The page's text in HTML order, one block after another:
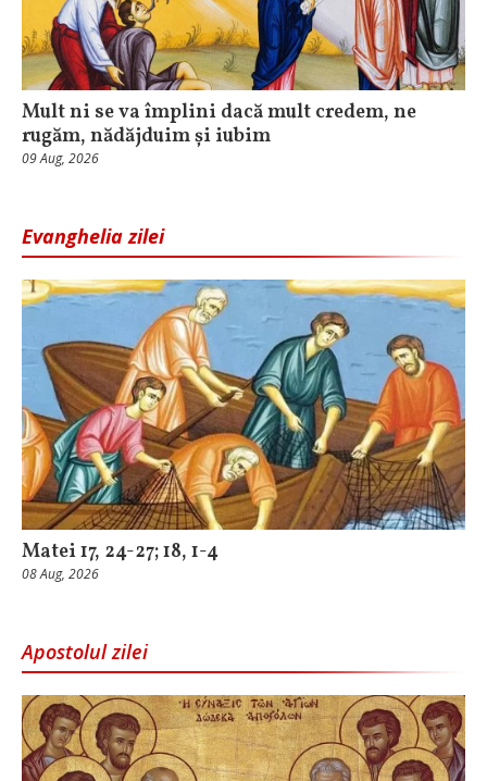
Mult ni se va împlini dacă mult credem, ne
rugăm, nădăjduim și iubim
09 Aug, 2026
Evanghelia zilei
Matei 17, 24-27; 18, 1-4
08 Aug, 2026
Apostolul zilei